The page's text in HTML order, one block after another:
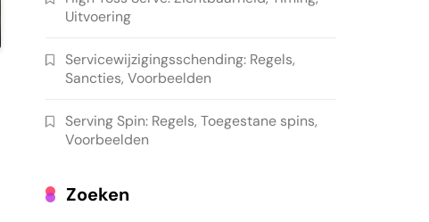
Uitvoering
Servicewijzigingsschending: Regels,
Sancties, Voorbeelden
Serving Spin: Regels, Toegestane spins,
Voorbeelden
Zoeken